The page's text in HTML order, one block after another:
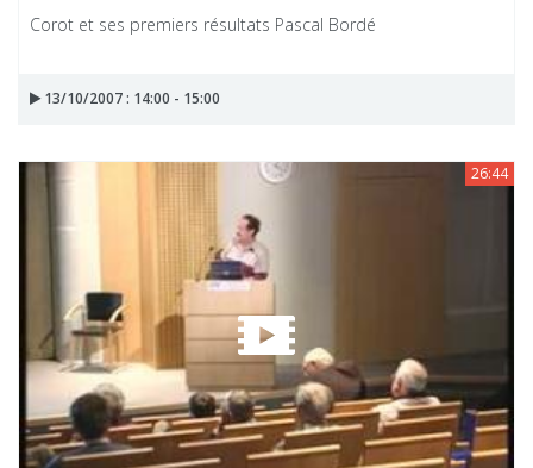
Corot et ses premiers résultats Pascal Bordé
13/10/2007 : 14:00 - 15:00
26:44